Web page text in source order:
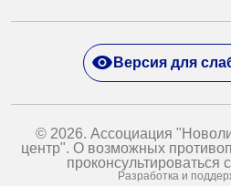
© 2026. Ассоциация
центр". О возможных
проконсультироваться
Разработка и
Версия для